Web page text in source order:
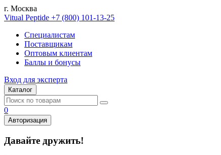
г. Москва
Vitual Peptide +7 (800) 101-13-25
Специалистам
Поставщикам
Оптовым клиентам
Баллы и бонусы
Вход для эксперта
Каталог
0
Авторизация
Давайте дружить!